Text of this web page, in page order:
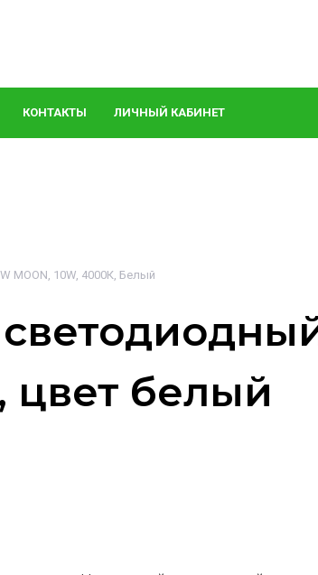
КОНТАКТЫ ЛИЧНЫЙ КАБИНЕТ
MOON, 10W, 4000К, Белый
цвет белый